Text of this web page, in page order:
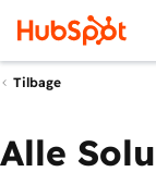
Tilbage
Alle